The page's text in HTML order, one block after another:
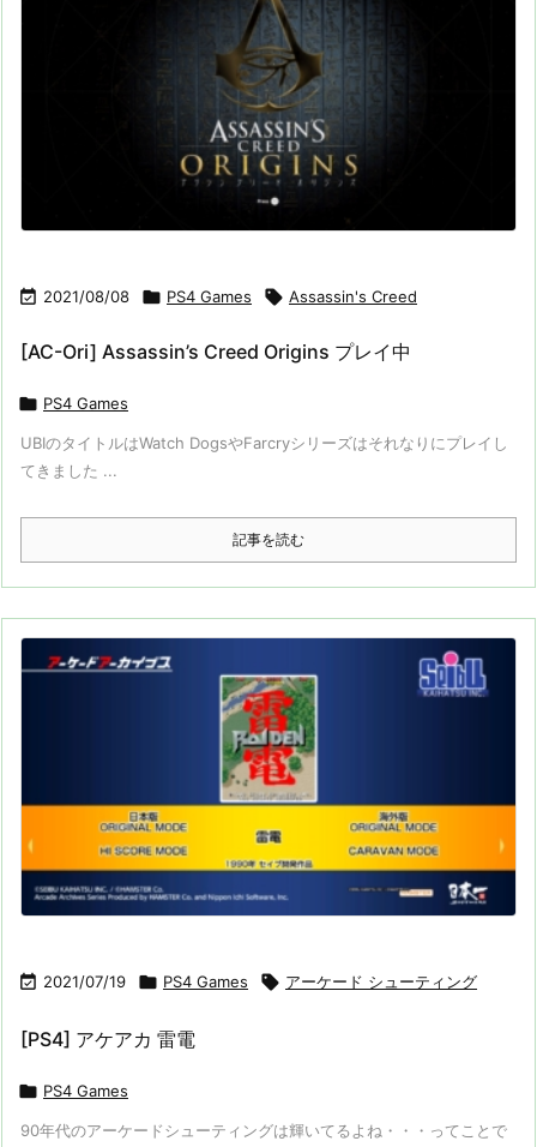
 2021/08/08  PS4 Games  Assassin's Creed
[AC-Ori] Assassin’s Creed Origins プレイ中
 PS4 Games
UBIのタイトルはWatch DogsやFarcryシリーズはそれなりにプレイし
てきました ...
記事を読む
 2021/07/19  PS4 Games  アーケード シューティング
[PS4] アケアカ 雷電
 PS4 Games
90年代のアーケードシューティングは輝いてるよね・・・ってことで